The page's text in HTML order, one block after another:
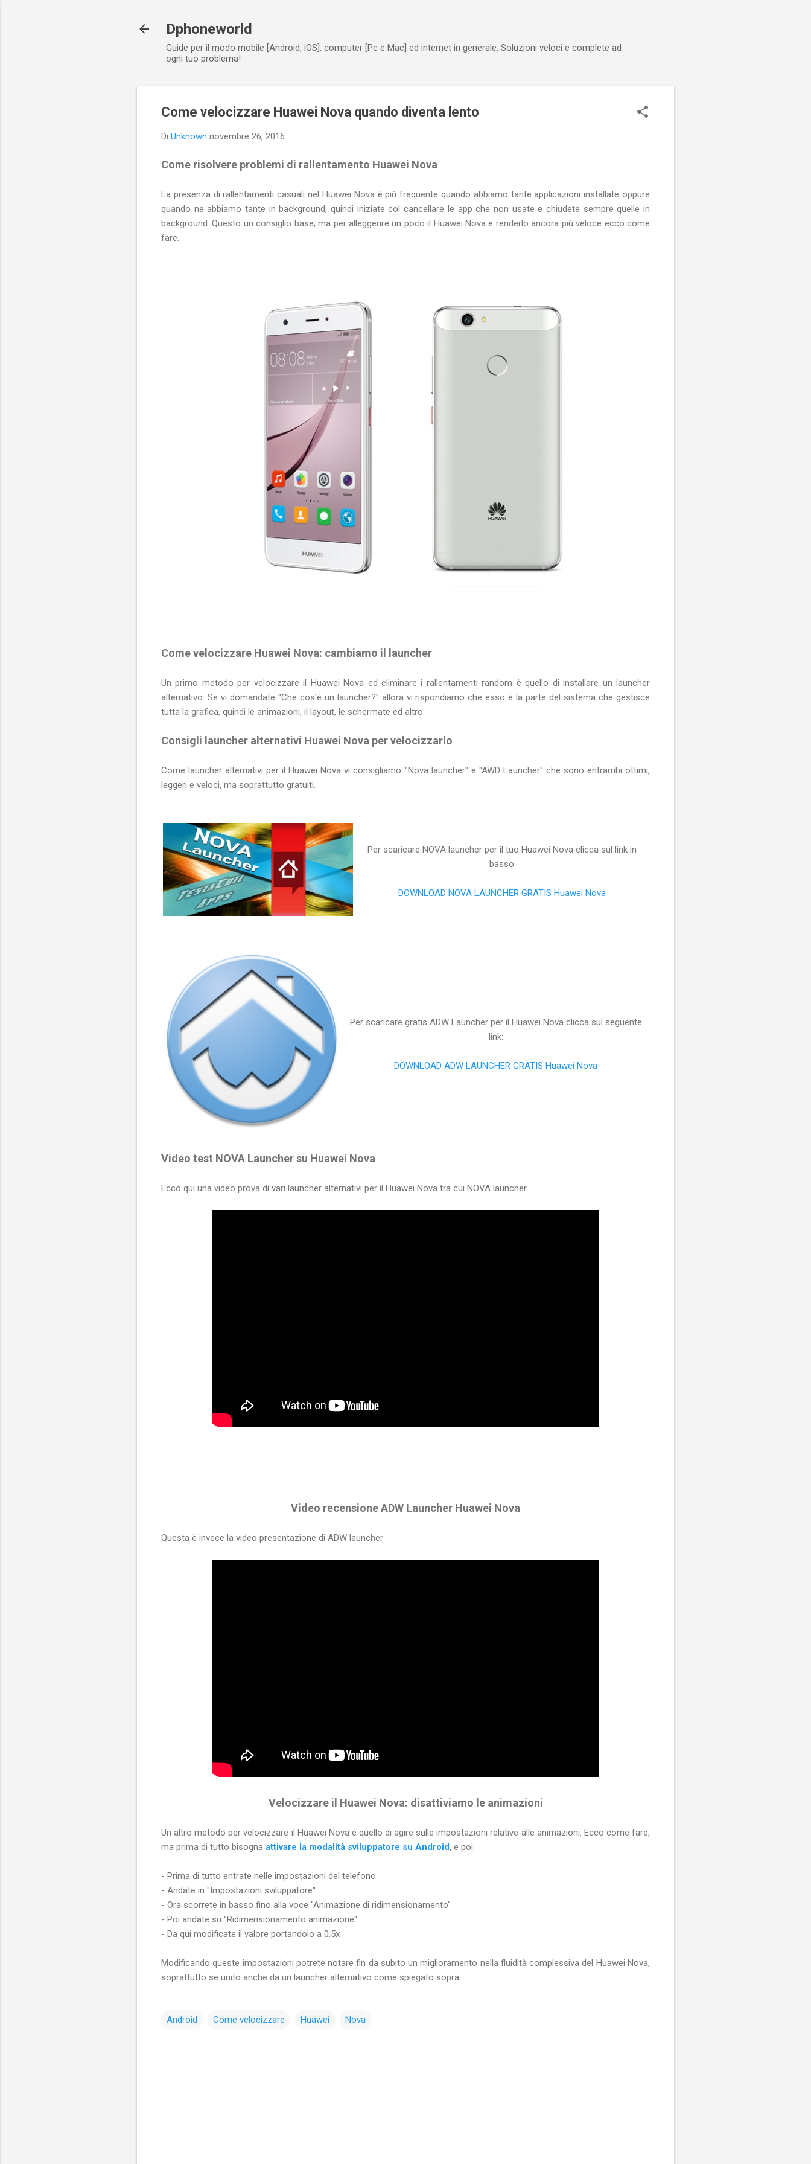
Dphoneworld
Guide per il modo mobile [Android, iOS], computer [Pc e Mac] ed internet in generale. Soluzioni veloci e complete ad
ogni tuo problema!
Come velocizzare Huawei Nova quando diventa lento
Di Unknown novembre 26, 2016
Come risolvere problemi di rallentamento Huawei Nova
La presenza di rallentamenti casuali nel Huawei Nova è più frequente quando abbiamo tante applicazioni installate oppure
quando ne abbiamo tante in background, quindi iniziate col cancellare le app che non usate e chiudete sempre quelle in
background. Questo un consiglio base, ma per alleggerire un poco il Huawei Nova e renderlo ancora più veloce ecco come
fare.
Come velocizzare Huawei Nova: cambiamo il launcher
Un primo metodo per velocizzare il Huawei Nova ed eliminare i rallentamenti random è quello di installare un launcher
alternativo. Se vi domandate "Che cos'è un launcher?" allora vi rispondiamo che esso è la parte del sistema che gestisce
tutta la grafica, quindi le animazioni, il layout, le schermate ed altro.
Consigli launcher alternativi Huawei Nova per velocizzarlo
Come launcher alternativi per il Huawei Nova vi consigliamo "Nova launcher" e "AWD Launcher" che sono entrambi ottimi,
leggeri e veloci, ma soprattutto gratuiti.
Per scaricare NOVA launcher per il tuo Huawei Nova clicca sul link in
basso
DOWNLOAD NOVA LAUNCHER GRATIS Huawei Nova
Per scaricare gratis ADW Launcher per il Huawei Nova clicca sul seguente
link:
DOWNLOAD ADW LAUNCHER GRATIS Huawei Nova
Video test NOVA Launcher su Huawei Nova
Ecco qui una video prova di vari launcher alternativi per il Huawei Nova tra cui NOVA launcher.
Video recensione ADW Launcher Huawei Nova
Questa è invece la video presentazione di ADW launcher
Velocizzare il Huawei Nova: disattiviamo le animazioni
Un altro metodo per velocizzare il Huawei Nova è quello di agire sulle impostazioni relative alle animazioni. Ecco come fare,
ma prima di tutto bisogna attivare la modalità sviluppatore su Android, e poi:
- Prima di tutto entrate nelle impostazioni del telefono
- Andate in "Impostazioni sviluppatore"
- Ora scorrete in basso fino alla voce "Animazione di ridimensionamento"
- Poi andate su "Ridimensionamento animazione"
- Da qui modificate il valore portandolo a 0.5x
Modificando queste impostazioni potrete notare fin da subito un miglioramento nella fluidità complessiva del Huawei Nova,
soprattutto se unito anche da un launcher alternativo come spiegato sopra.
Android Come velocizzare Huawei Nova